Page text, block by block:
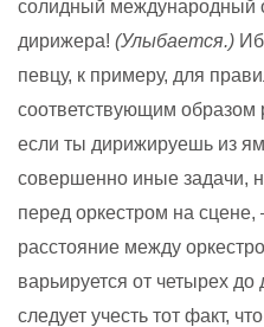
солидный международный
дирижера! (Улыбается.)
певцу, к примеру, для
соответствующим образом
если ты дирижируешь из
совершенно иные задачи,
перед оркестром на
расстояние между
варьируется от четырех
следует учесть тот факт,